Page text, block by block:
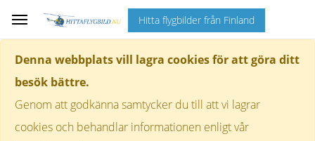
Denna webbplats vill lagra cookies för att göra ditt
besök bättre.
Genom att godkänna samtycker du till att vi lagrar
cookies och behandlar informationen enligt vår
Hitta flygbilder från Finland